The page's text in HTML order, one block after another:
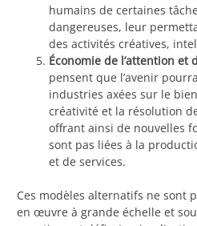
humains de certaines
dangereuses, leur
des activités créatives,
Économie de l’attention et
pensent que l’avenir
industries axées sur le
créativité et la résolution
offrant ainsi de nouvelles
sont pas liées à la
et de services.
Ces modèles alternatifs ne sont
en œuvre à grande échelle et